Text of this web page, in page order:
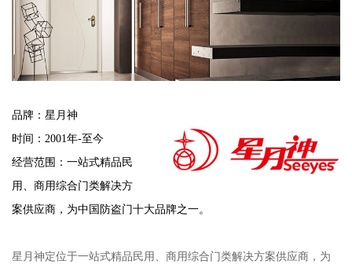
品牌：星月神
时间：2001年-至今
经营范围：一站式精品民
用、商用综合门类解决方
案供应商，为中国防盗门十大品牌之一。
星月神定位于一站式精品民用、商用综合门类解决方案供应商，为